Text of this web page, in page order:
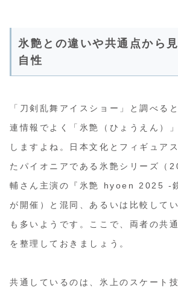
氷艶との違いや共通点から
自性
「刀剣乱舞アイスショー」と調べる
連情報でよく「氷艶（ひょうえん）
しますよね。日本文化とフィギュア
たパイオニアである氷艶シリーズ（
輔さん主演の『氷艶 hyoen 2025 -
が開催）と混同、あるいは比較して
も多いようです。ここで、両者の共
を整理しておきましょう。
共通しているのは、氷上のスケート